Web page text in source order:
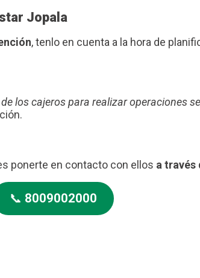
Jopala
, tenlo en cuenta a la hora de
los cajeros para realizar operaciones
ponerte en contacto con ellos a través
📞 8009002000